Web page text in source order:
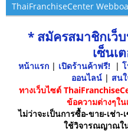
ThaiFranchiseCenter
* สมัครสมาชิกเว็
เซ็นเ
หน้าแรก | เปิดร้านค้าฟรี! |
ออนไลน์ | สน
ทางเว็บไซต์
ข้อความต่างๆใน
ไม่ว่าจะเป็นการซื้อ-ขาย-เช่า
ใช้วิจารณญาณใ